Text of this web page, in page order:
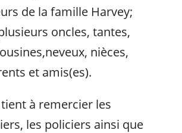
de la famille Harvey;
oncles, tantes,
nièces,
et amis(es).
à remercier les
les policiers ainsi que